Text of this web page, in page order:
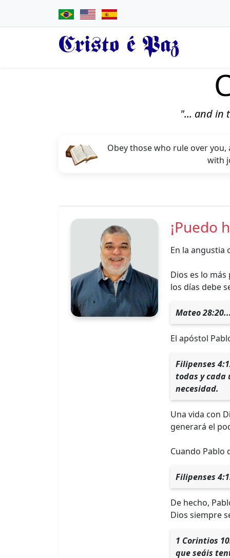
Cristo é Paz
"... and in
Obey those who rule over
with
¡Puedo
En la angustia
Dios es lo
los días debe
Mateo
El apóstol
Filipenses
todas y cada
necesidad.
Una vida con
generará el
Cuando Pablo
Filipenses
De hecho,
Dios siempre
1 Corintios
que seáis